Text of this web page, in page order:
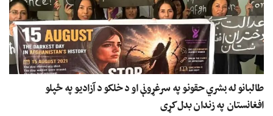
طالبانو له بشري حقونو په سرغړونې او د خلکو د آزادیو په ځپلو
افغانستان په زندان بدل کړی